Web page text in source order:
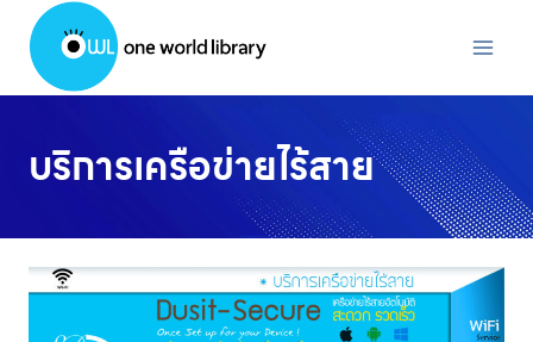
Skip
content
บริการเครือข่ายไร้สาย